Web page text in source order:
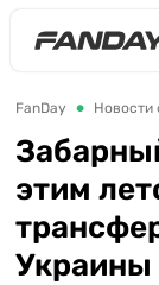
FanDay Новости
этим
Украины